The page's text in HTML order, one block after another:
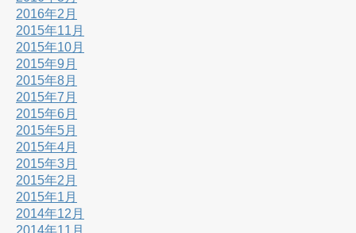
2016年2月
2015年11月
2015年10月
2015年9月
2015年8月
2015年7月
2015年6月
2015年5月
2015年4月
2015年3月
2015年2月
2015年1月
2014年12月
2014年11月